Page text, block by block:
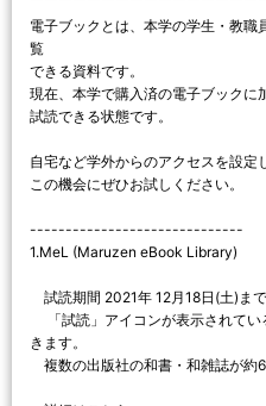
電子ブックとは、本学の学生・教
覧
できる資料です。
現在、本学で購入済の電子ブックに
試読できる状態です。
自宅など学外からのアクセスを設定
この機会にぜひお試しください。
------------------------------
1.MeL (Maruzen eBook Library)
試読期間 2021年 12月18日(土)まで
「試読」アイコンが表示されてい
きます。
複数の出版社の和書・和雑誌が約